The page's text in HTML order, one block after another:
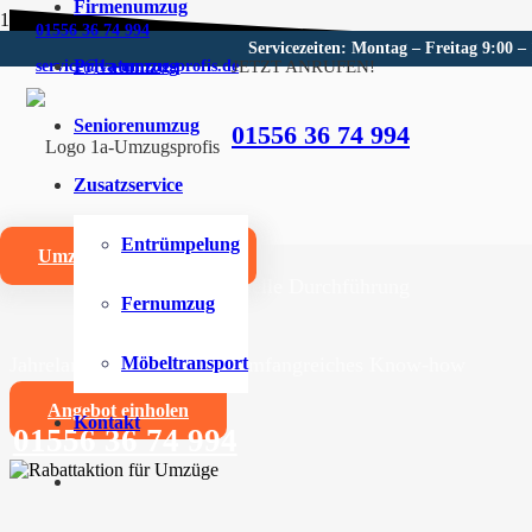
01556 36 74 994
service@1a-umzugsprofis.de
Servicezeiten: Montag – Freitag 9:00 –
JETZT ANRUFEN!
01556 36 74 994
Firmenumzug
Privatumzug
Seniorenumzug
Zusatzservice
Entrümpelung
Fernumzug
Möbeltransport
Kontakt
Umzugskostenrechner
Umzugsunternehmen für
Wir sind Ihr kompetentes Umzugsunternehmen für Groß
Zuverlässige und professionelle Durchführung
Jahrelange Erfahrung und umfangreiches Know-how
Angebot einholen
01556 36 74 994